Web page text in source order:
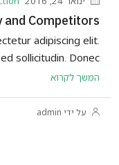
and Competitors
adipiscing elit.
sollicitudin. Donec...
המשך לקרוא
על ידי admin